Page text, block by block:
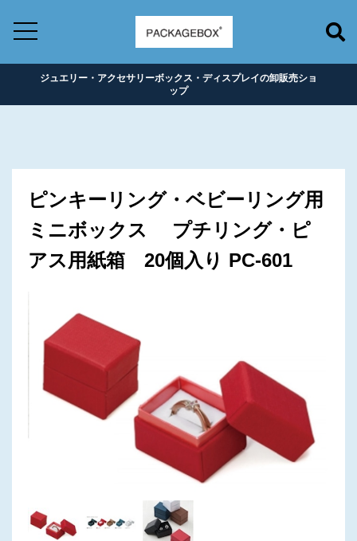
ジュエリー・アクセサリーボックス・ディスプレイの卸販売ショ
ップ
ピンキーリング・ベビーリング用
ミニボックス プチリング・ピ
アス用紙箱 20個入り PC-601